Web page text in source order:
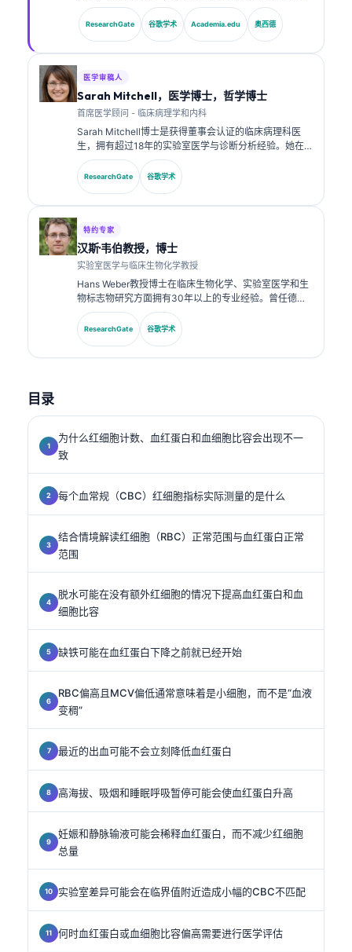
床分析经验。作为 Kantesti AI 的首席医疗官，他负责对
专有神经网络的医学准确性进行临床监督。Klein 博士在
生物标志物解读以及实验室医学相关的实验室诊断方面
ResearchGate 谷歌学术 Academia.edu 奥西德
医学审稿人
Sarah Mitchell，医学博士，哲学博士
首席医学顾问 - 临床病理学和内科
Sarah Mitchell博士是获得董事会认证的临床病理科医
生，拥有超过18年的实验室医学与诊断分析经验。她在
临床化学方面拥有专业认证，并在临床实践中就生物标志
物面板与实验室分析发表了大量研究成果。.
ResearchGate 谷歌学术
特约专家
汉斯·韦伯教授，博士
实验室医学与临床生物化学教授
Hans Weber教授博士在临床生物化学、实验室医学和生
物标志物研究方面拥有30年以上的专业经验。曾任德国
临床化学学会主席，他专注于诊断面板分析、生物标志物
标准化以及AI辅助的实验室医学。.
ResearchGate 谷歌学术
目录
为什么红细胞计数、血红蛋白和血细胞比容会出现不一
致
每个血常规（CBC）红细胞指标实际测量的是什么
结合情境解读红细胞（RBC）正常范围与血红蛋白正常
范围
脱水可能在没有额外红细胞的情况下提高血红蛋白和血
细胞比容
缺铁可能在血红蛋白下降之前就已经开始
RBC偏高且MCV偏低通常意味着是小细胞，而不是“血液
变稠”
最近的出血可能不会立刻降低血红蛋白
高海拔、吸烟和睡眠呼吸暂停可能会使血红蛋白升高
妊娠和静脉输液可能会稀释血红蛋白，而不减少红细胞
总量
实验室差异可能会在临界值附近造成小幅的CBC不匹配
何时血红蛋白或血细胞比容偏高需要进行医学评估